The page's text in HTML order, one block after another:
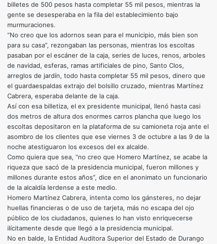
billetes de 500 pesos hasta completar 55 mil pesos, mientras la
gente se desesperaba en la fila del establecimiento bajo
murmuraciones.
“No creo que los adornos sean para el municipio, más bien son
para su casa”, rezongaban las personas, mientras los escoltas
pasaban por el escáner de la caja, series de luces, renos, arboles
de navidad, esferas, ramas artificiales de pino, Santo Clos,
arreglos de jardín, todo hasta completar 55 mil pesos, dinero que
el guardaespaldas extrajo del bolsillo cruzado, mientras Martínez
Cabrera, esperaba delante de la caja.
Así con esa billetiza, el ex presidente municipal, llenó hasta casi
dos metros de altura dos enormes carros plancha que luego los
escoltas depositaron en la plataforma de su camioneta roja ante el
asombro de los clientes que ese viernes 3 de octubre a las 9 de la
noche atestiguaron los excesos del ex alcalde.
Como quiera que sea, “no creo que Homero Martínez, se acabe la
riqueza que sacó de la presidencia municipal, fueron millones y
millones durante estos años”, dice en el anonimato un funcionario
de la alcaldía lerdense a este medio.
Homero Martínez Cabrera, intenta como los gánsteres, no dejar
huellas financieras o de uso de tarjeta, más no escapa del ojo
público de los ciudadanos, quienes lo han visto enriquecerse
ilícitamente desde que llegó a la presidencia municipal.
No en balde, la Entidad Auditora Superior del Estado de Durango